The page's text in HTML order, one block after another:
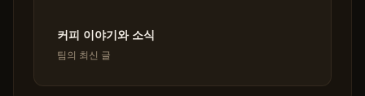
커피 이야기와 소식
팀의 최신 글